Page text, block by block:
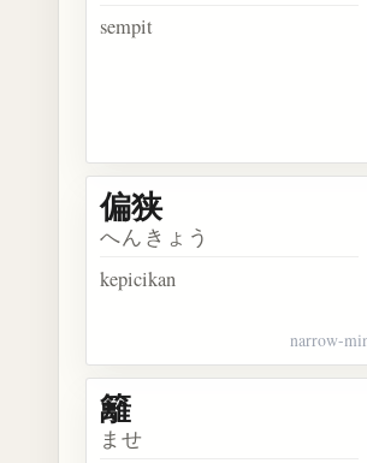
sempit
偏狭
へんきょう
kepicikan
narrow-
籬
ませ